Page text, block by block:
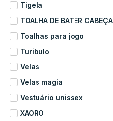
Tigela
TOALHA DE BATER CABEÇA
Toalhas para jogo
Turibulo
Velas
Velas magia
Vestuário unissex
XAORO